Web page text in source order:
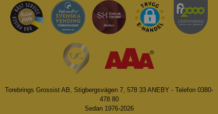
Torebrings Grossist AB, Stigbergsvägen 7, 578 33 ANEBY - Telefon 0380-
478 80
Sedan 1976-2026